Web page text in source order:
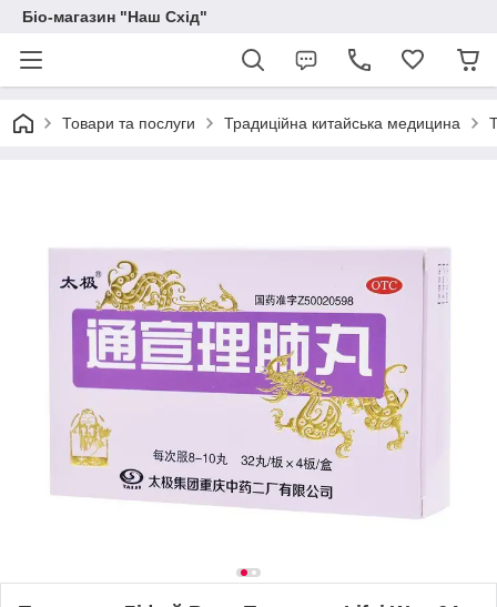
Біо-магазин "Наш Схід"
Товари та послуги Традиційна китайська медицина